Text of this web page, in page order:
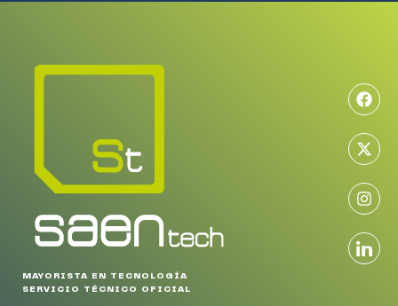
MAYORISTA EN TECNOLOGÍA
SERVICIO TÉCNICO OFICIAL